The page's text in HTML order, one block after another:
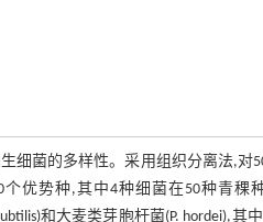
细菌的多样性。采用组织分离法,对
优势种,其中4种细菌在50种青稞
和大麦类芽胞杆菌(P. hordei),